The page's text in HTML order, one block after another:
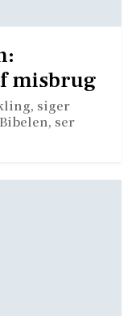
misbrug
siger
ser